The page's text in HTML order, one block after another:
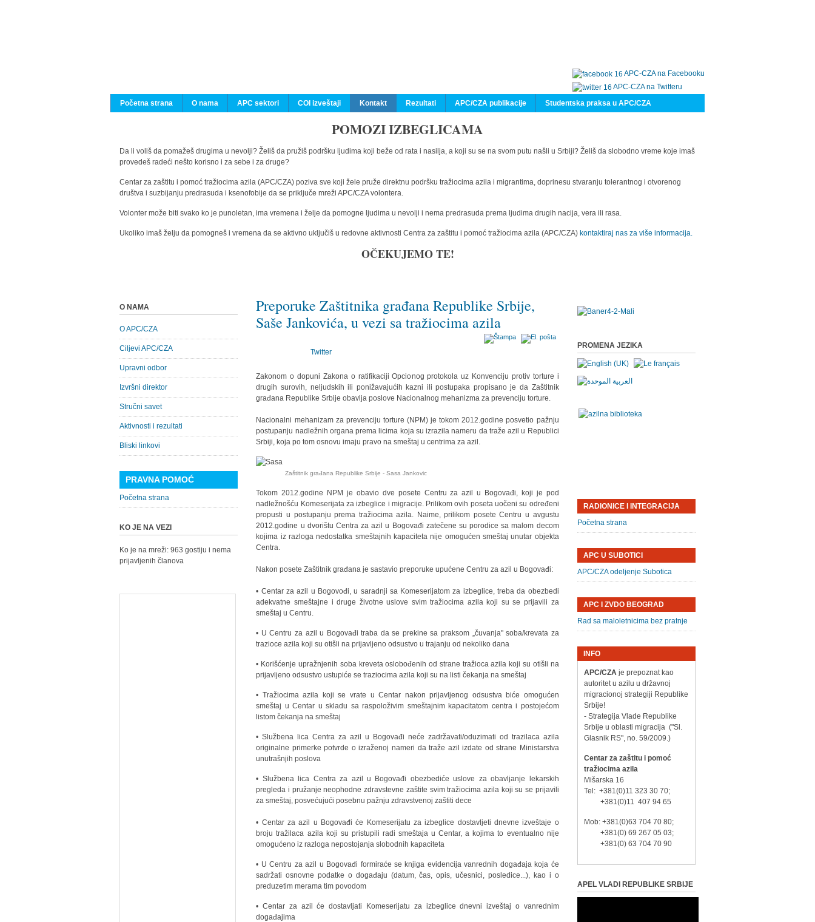
APC-CZA na Facebooku
APC-CZA na Twitteru
Početna strana
O nama APC sektori COI izveštaji Kontakt Rezultati APC/CZA publikacije Studentska praksa u APC/CZA
POMOZI IZBEGLICAMA
Da li voliš da pomažeš drugima u nevolji? Želiš da pružiš podršku ljudima koji beže od rata i nasilja, a koji su se na svom putu našli u Srbiji? Želiš da slobodno vreme koje imaš
provedeš radeći nešto korisno i za sebe i za druge?
Centar za zaštitu i pomoć tražiocima azila (APC/CZA) poziva sve koji žele pruže direktnu podršku tražiocima azila i migrantima, doprinesu stvaranju tolerantnog i otvorenog
društva i suzbijanju predrasuda i ksenofobije da se priključe mreži APC/CZA volontera.
Volonter može biti svako ko je punoletan, ima vremena i želje da pomogne ljudima u nevolji i nema predrasuda prema ljudima drugih nacija, vera ili rasa.
Ukoliko imaš želju da pomogneš i vremena da se aktivno uključiš u redovne aktivnosti Centra za zaštitu i pomoć tražiocima azila (APC/CZA) kontaktiraj nas za više informacija.
OČEKUJEMO TE!
Preporuke Zaštitnika građana Republike Srbije,
Saše Jankovića, u vezi sa tražiocima azila
Twitter
Zakonom o dopuni Zakona o ratifikaciji Opcionog protokola uz Konvenciju protiv torture i
drugih surovih, neljudskih ili ponižavajućih kazni ili postupaka propisano je da Zaštitnik
građana Republike Srbije obavlja poslove Nacionalnog mehanizma za prevenciju torture.
Nacionalni mehanizam za prevenciju torture (NPM) je tokom 2012.godine posvetio pažnju
postupanju nadležnih organa prema licima koja su izrazila nameru da traže azil u Republici
Srbiji, koja po tom osnovu imaju pravo na smeštaj u centrima za azil.
Zaštitnik građana Republike Srbije - Sasa Jankovic
Tokom 2012.godine NPM je obavio dve posete Centru za azil u Bogovađi, koji je pod
nadležnošću Komeserijata za izbeglice i migracije. Prilikom ovih poseta uočeni su određeni
propusti u postupanju prema tražiocima azila. Naime, prilikom posete Centru u avgustu
2012.godine u dvorištu Centra za azil u Bogovađi zatečene su porodice sa malom decom
kojima iz razloga nedostatka smeštajnih kapaciteta nije omogućen smeštaj unutar objekta
Centra.
Nakon posete Zaštitnik građana je sastavio preporuke upućene Centru za azil u Bogovađi:
• Centar za azil u Bogovođi, u saradnji sa Komeserijatom za izbeglice, treba da obezbedi
adekvatne smeštajne i druge životne uslove svim tražiocima azila koji su se prijavili za
smeštaj u Centru.
• U Centru za azil u Bogovađi traba da se prekine sa praksom „čuvanja" soba/krevata za
trazioce azila koji su otišli na prijavljeno odsustvo u trajanju od nekoliko dana
• Korišćenje upražnjenih soba kreveta oslobođenih od strane tražioca azila koji su otišli na
prijavljeno odsustvo ustupiće se traziocima azila koji su na listi čekanja na smeštaj
• Tražiocima azila koji se vrate u Centar nakon prijavljenog odsustva biće omogućen
smeštaj u Centar u skladu sa raspoloživim smeštajnim kapacitatom centra i postojećom
listom čekanja na smeštaj
• Službena lica Centra za azil u Bogovađi neće zadržavati/oduzimati od trazilaca azila
originalne primerke potvrde o izraženoj nameri da traže azil izdate od strane Ministarstva
unutrašnjih poslova
• Službena lica Centra za azil u Bogovađi obezbediće uslove za obavljanje lekarskih
pregleda i pružanje neophodne zdravstevne zaštite svim tražiocima azila koji su se prijavili
za smeštaj, posvećujući posebnu pažnju zdravstvenoj zaštiti dece
• Centar za azil u Bogovađi će Komeserijatu za izbeglice dostavljeti dnevne izveštaje o
broju tražilaca azila koji su pristupili radi smeštaja u Centar, a kojima to eventualno nije
omogućeno iz razloga nepostojanja slobodnih kapaciteta
• U Centru za azil u Bogovađi formiraće se knjiga evidencija vanrednih događaja koja će
sadržati osnovne podatke o događaju (datum, čas, opis, učesnici, posledice...), kao i o
preduzetim merama tim povodom
• Centar za azil će dostavljati Komeserijatu za izbeglice dnevni izveštaj o vanrednim
događajima
O NAMA
O APC/CZA
Ciljevi APC/CZA
Upravni odbor
Izvršni direktor
Stručni savet
Aktivnosti i rezultati
Bliski linkovi
PRAVNA POMOĆ
Početna strana
KO JE NA VEZI
Ko je na mreži: 963 gostiju i nema
prijavljenih članova
PROMENA JEZIKA
RADIONICE I INTEGRACIJA
Početna strana
APC U SUBOTICI
APC/CZA odeljenje Subotica
APC I ZVDO BEOGRAD
Rad sa maloletnicima bez pratnje
INFO
APC/CZAje prepoznat kao
autoritet u azilu u državnoj
migracionoj strategiji Republike
Srbije!
- Strategija Vlade Republike
Srbije u oblasti migracija ("Sl.
Glasnik RS", no. 59/2009.)
Centar za zaštitu i pomoć
tražiocima azila
Mišarska 16
Tel: +381(0)11 323 30 70;
+381(0)11 407 94 65
Mob: +381(0)63 704 70 80;
+381(0) 69 267 05 03;
+381(0) 63 704 70 90
APEL VLADI REPUBLIKE SRBIJE